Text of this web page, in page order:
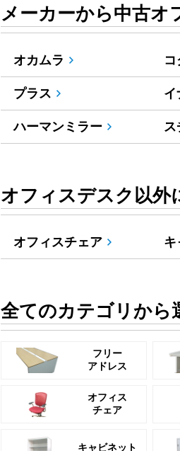
メーカーから中古オ
オカムラ コ
プラス イ
ハーマンミラー ス
オフィスデスク以外
オフィスチェア キ
全てのカテゴリから
フリー
アドレス
オフィス
チェア
キャビネット